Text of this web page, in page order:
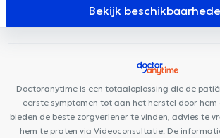
Stockel Medical Center
Center
Clinique 27 GLOBAL CLINIC
Health and Care Medical Center
Centre Médical & Dentaire Station Woluwé
Bekijk
Doctoranytime is een totaaloplossing die de
eerste symptomen tot aan het herstel door
bieden de beste zorgverlener te vinden, advies te
hem te praten via Videoconsultatie. De